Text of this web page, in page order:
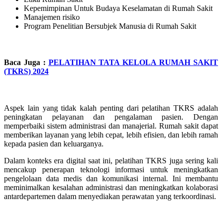
Kepemimpinan Untuk Budaya Keselamatan di Rumah Sakit
Manajemen risiko
Program Penelitian Bersubjek Manusia di Rumah Sakit
Baca Juga : PELATIHAN TATA KELOLA RUMAH SAKIT
(TKRS) 2024
Aspek lain yang tidak kalah penting dari pelatihan TKRS adalah
peningkatan pelayanan dan pengalaman pasien. Dengan
memperbaiki sistem administrasi dan manajerial. Rumah sakit dapat
memberikan layanan yang lebih cepat, lebih efisien, dan lebih ramah
kepada pasien dan keluarganya.
Dalam konteks era digital saat ini, pelatihan TKRS juga sering kali
mencakup penerapan teknologi informasi untuk meningkatkan
pengelolaan data medis dan komunikasi internal. Ini membantu
meminimalkan kesalahan administrasi dan meningkatkan kolaborasi
antardepartemen dalam menyediakan perawatan yang terkoordinasi.